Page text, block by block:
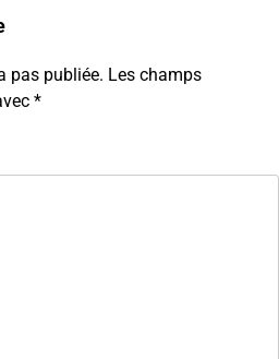
pas publiée. Les champs
*